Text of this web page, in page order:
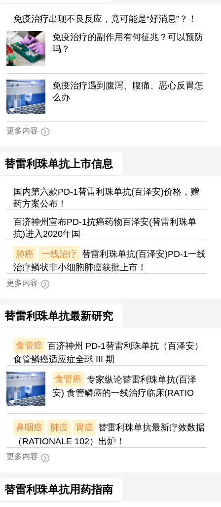
免疫治疗出现不良反应，竟可能是“好消息”？！
免疫治疗的副作用有何征兆？可以预防
吗？
免疫治疗遇到腹泻、腹痛、恶心反胃怎
么办
更多内容
替雷利珠单抗上市信息
国内第六款PD-1替雷利珠单抗(百泽安)价格，赠
药方案公布！
百济神州宣布PD-1抗癌药物百泽安(替雷利珠单
抗)进入2020年国
肺癌 一线治疗 替雷利珠单抗(百泽安)PD-1一线
治疗鳞状非小细胞肺癌获批上市！
更多内容
替雷利珠单抗最新研究
食管癌 百济神州 PD-1替雷利珠单抗（百泽安）
食管鳞癌适应症全球 III 期
食管癌 专家纵论替雷利珠单抗(百泽
安) 食管鳞癌的一线治疗临床(RATIO
鼻咽癌 肺癌 胃癌 替雷利珠单抗最新疗效数据
（RATIONALE 102）出炉！
更多内容
替雷利珠单抗用药指南